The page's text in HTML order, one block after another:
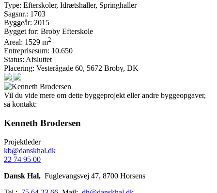
Type: Efterskoler, Idrætshaller, Springhaller
Sagsnr.: 1703
Byggeår: 2015
Bygget for: Broby Efterskole
Areal: 1529 m2
Entreprisesum: 10.650
Status: Afsluttet
Placering: Vesterågade 60, 5672 Broby, DK
Vil du vide mere om dette byggeprojekt eller andre byggeopgaver,
så kontakt:
Kenneth Brodersen
Projektleder
kb@danskhal.dk
22 74 95 00
Dansk Hal, Fuglevangsvej 47, 8700 Horsens